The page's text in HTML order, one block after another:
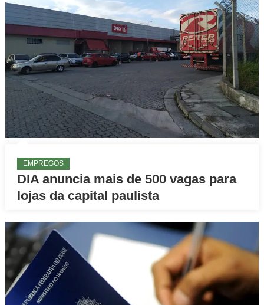
EMPREGOS
DIA anuncia mais de 500 vagas para
lojas da capital paulista